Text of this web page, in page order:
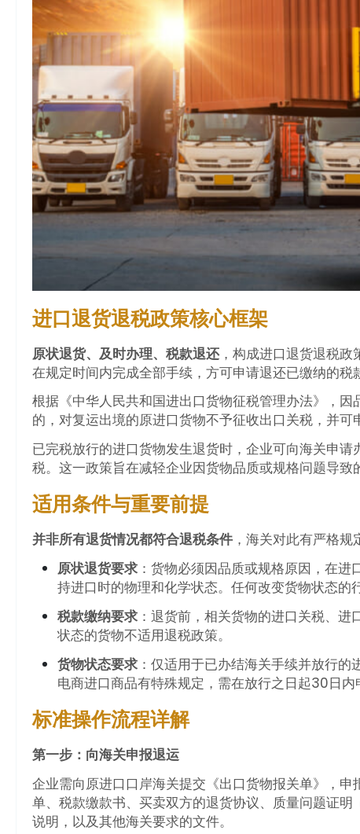
进口退货退税政策核心框架
原状退货、及时办理、税款退还，构成进口退货退税政
在规定时间内完成全部手续，方可申请退还已缴纳的税
根据《中华人民共和国进出口货物征税管理办法》，
的，对复运出境的原进口货物不予征收出口关税，并可
已完税放行的进口货物发生退货时，企业可向海关申
税。这一政策旨在减轻企业因货物品质或规格问题导致
适用条件与重要前提
并非所有退货情况都符合退税条件 ，海关对此有严格
原状退货要求 ：货物必须因品质或规格原因，在
持进口时的物理和化学状态。任何改变货物状态的
税款缴纳要求 ：退货前，相关货物的进口关税、
状态的货物不适用退税政策。
货物状态要求 ：仅适用于已办结海关手续并放行
电商进口商品有特殊规定，需在放行之日起30日
标准操作流程详解
第一步：向海关申报退运
企业需向原进口口岸海关提交《出口货物报关单》，
单、税款缴款书、买卖双方的退货协议、质量问题证
说明，以及其他海关要求的文件。